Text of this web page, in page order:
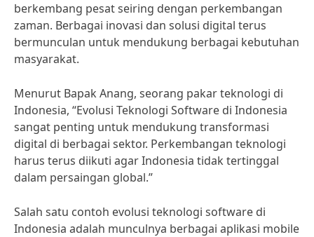
berkembang pesat seiring dengan perkembangan
zaman. Berbagai inovasi dan solusi digital terus
bermunculan untuk mendukung berbagai kebutuhan
masyarakat.
Menurut Bapak Anang, seorang pakar teknologi di
Indonesia, “Evolusi Teknologi Software di Indonesia
sangat penting untuk mendukung transformasi
digital di berbagai sektor. Perkembangan teknologi
harus terus diikuti agar Indonesia tidak tertinggal
dalam persaingan global.”
Salah satu contoh evolusi teknologi software di
Indonesia adalah munculnya berbagai aplikasi mobile